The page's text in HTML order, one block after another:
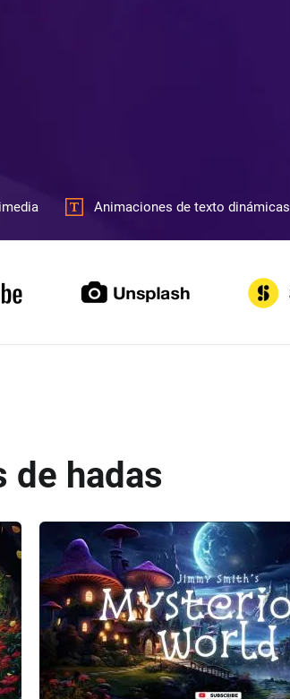
Animaciones de texto dinámicas
de hadas